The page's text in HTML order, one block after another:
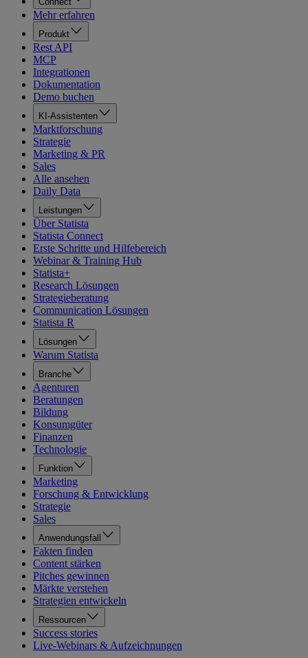
Mehr erfahren
Produkt
Rest API
MCP
Integrationen
Dokumentation
Demo buchen
KI-Assistenten
Marktforschung
Strategie
Marketing & PR
Sales
Alle ansehen
Daily Data
Leistungen
Über Statista
Statista Connect
Erste Schritte und Hilfebereich
Webinar & Training Hub
Statista+
Research Lösungen
Strategieberatung
Communication Lösungen
Statista R
Lösungen
Warum Statista
Branche
Agenturen
Beratungen
Bildung
Konsumgüter
Finanzen
Technologie
Funktion
Marketing
Forschung & Entwicklung
Strategie
Sales
Anwendungsfall
Fakten finden
Content stärken
Pitches gewinnen
Märkte verstehen
Strategien entwickeln
Ressourcen
Success stories
Live-Webinars & Aufzeichnungen